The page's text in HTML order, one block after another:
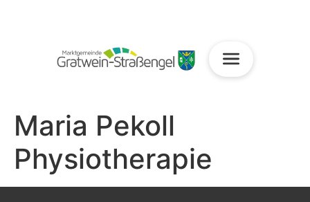
Maria Pekoll
Physiotherapie